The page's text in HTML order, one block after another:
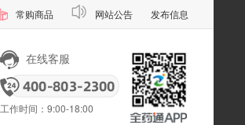
常购商品 网站公告 发布信息
在线客服
工作时间：9:00-18:00